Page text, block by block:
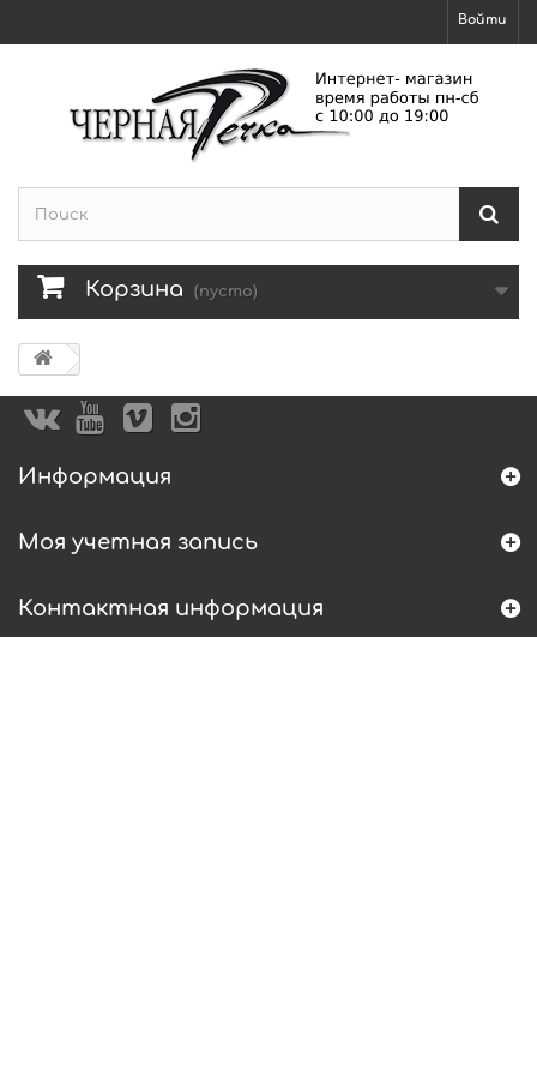
Войти
Корзина (пусто)
Информация
Моя учетная запись
Контактная информация